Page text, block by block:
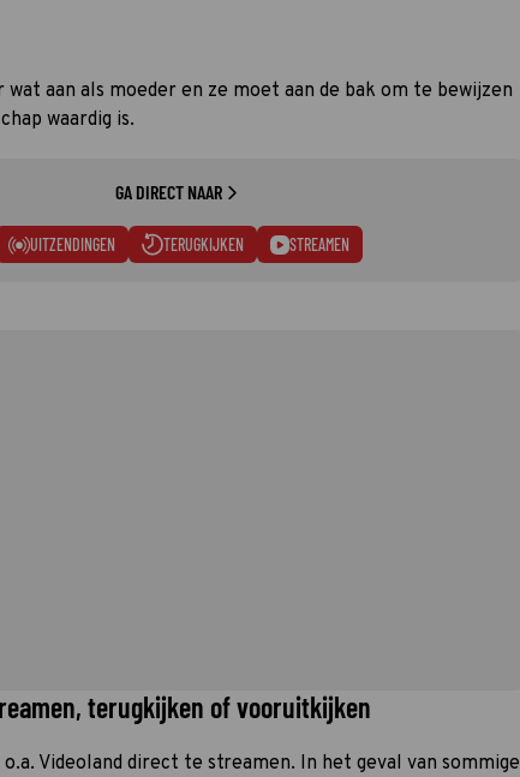
wat aan als moeder en ze moet aan de bak om te bewijzen
waardig is.
GA DIRECT NAAR
UITZENDINGEN TERUGKIJKEN STREAMEN
terugkijken of vooruitkijken
Videoland direct te streamen. In het geval van sommige